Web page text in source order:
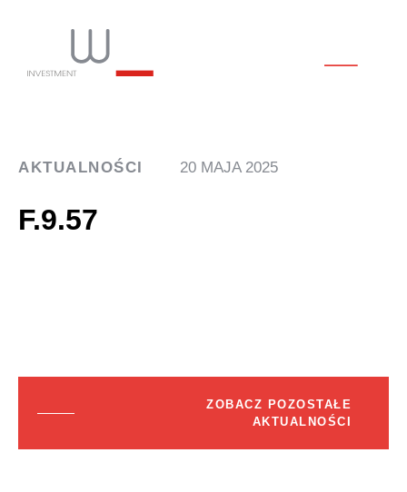
AKTUALNOŚCI 20 MAJA 2025
F.9.57
ZOBACZ POZOSTAŁE
AKTUALNOŚCI